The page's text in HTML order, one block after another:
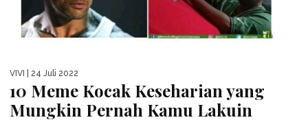
VIVI | 24 Juli 2022
10 Meme Kocak Keseharian yang
Mungkin Pernah Kamu Lakuin